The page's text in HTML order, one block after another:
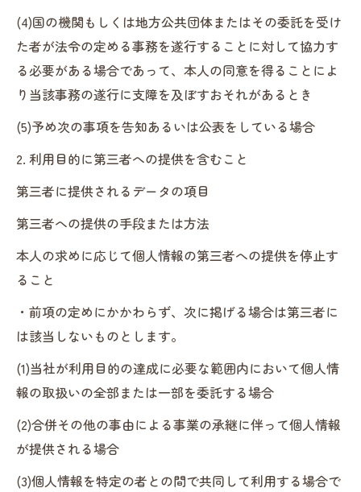
(4)国の機関もしくは地方公共団体またはその委託を受け
た者が法令の定める事務を遂行することに対して協力す
る必要がある場合であって、本人の同意を得ることによ
り当該事務の遂行に支障を及ぼすおそれがあるとき
(5)予め次の事項を告知あるいは公表をしている場合
2. 利用目的に第三者への提供を含むこと
第三者に提供されるデータの項目
第三者への提供の手段または方法
本人の求めに応じて個人情報の第三者への提供を停止す
ること
・前項の定めにかかわらず、次に掲げる場合は第三者に
は該当しないものとします。
(1)当社が利用目的の達成に必要な範囲内において個人情
報の取扱いの全部または一部を委託する場合
(2)合併その他の事由による事業の承継に伴って個人情報
が提供される場合
(3)個人情報を特定の者との間で共同して利用する場合で